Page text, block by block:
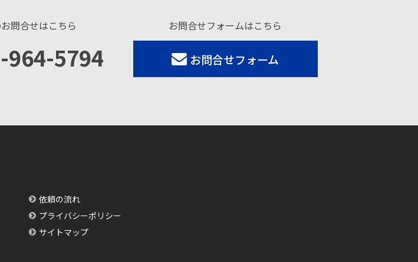
お問合せはこちら
964-5794
お問合せフォームはこちら
お問合せフォーム
依頼の流れ
プライバシーポリシー
サイトマップ